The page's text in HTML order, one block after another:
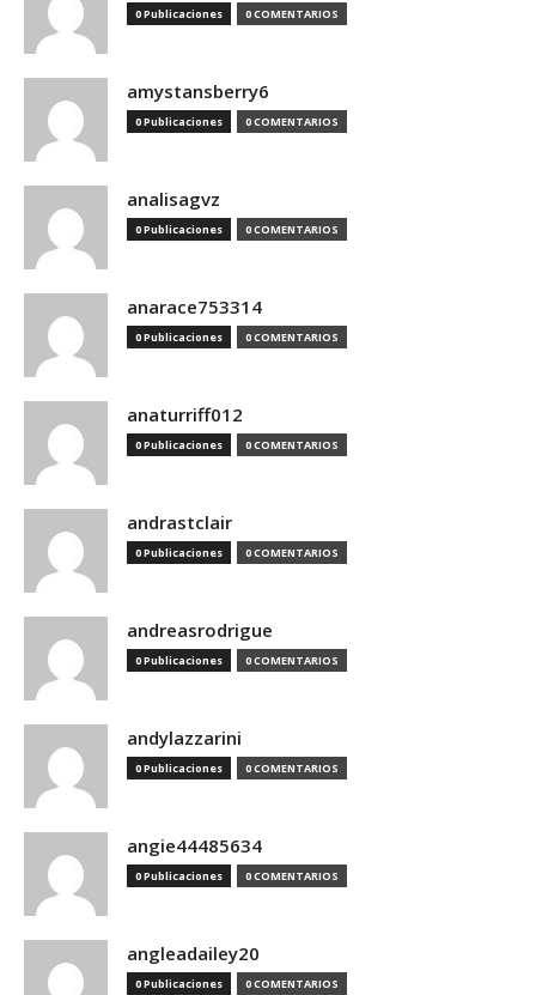
0 Publicaciones 0 COMENTARIOS
amystansberry6
0 Publicaciones 0 COMENTARIOS
analisagvz
0 Publicaciones 0 COMENTARIOS
anarace753314
0 Publicaciones 0 COMENTARIOS
anaturriff012
0 Publicaciones 0 COMENTARIOS
andrastclair
0 Publicaciones 0 COMENTARIOS
andreasrodrigue
0 Publicaciones 0 COMENTARIOS
andylazzarini
0 Publicaciones 0 COMENTARIOS
angie44485634
0 Publicaciones 0 COMENTARIOS
angleadailey20
0 Publicaciones 0 COMENTARIOS